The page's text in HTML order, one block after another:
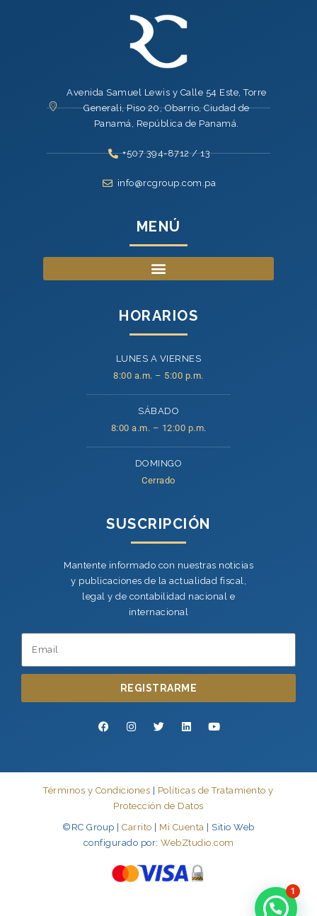
Avenida Samuel Lewis y Calle 54 Este, Torre
Generali, Piso 20, Obarrio, Ciudad de
Panamá, República de Panamá.
+507 394-8712 / 13
info@rcgroup.com.pa
MENÚ
HORARIOS
LUNES A VIERNES
8:00 a.m. – 5:00 p.m.
SÁBADO
8:00 a.m. – 12:00 p.m.
DOMINGO
Cerrado
SUSCRIPCIÓN
Mantente informado con nuestras noticias
y publicaciones de la actualidad fiscal,
legal y de contabilidad nacional e
internacional
REGISTRARME
Términos y Condiciones
Políticas de Tratamiento y
Protección de Datos
©RC Group |Carrito Mi Cuenta | Sitio Web
configurado por: WebZtudio.com
1